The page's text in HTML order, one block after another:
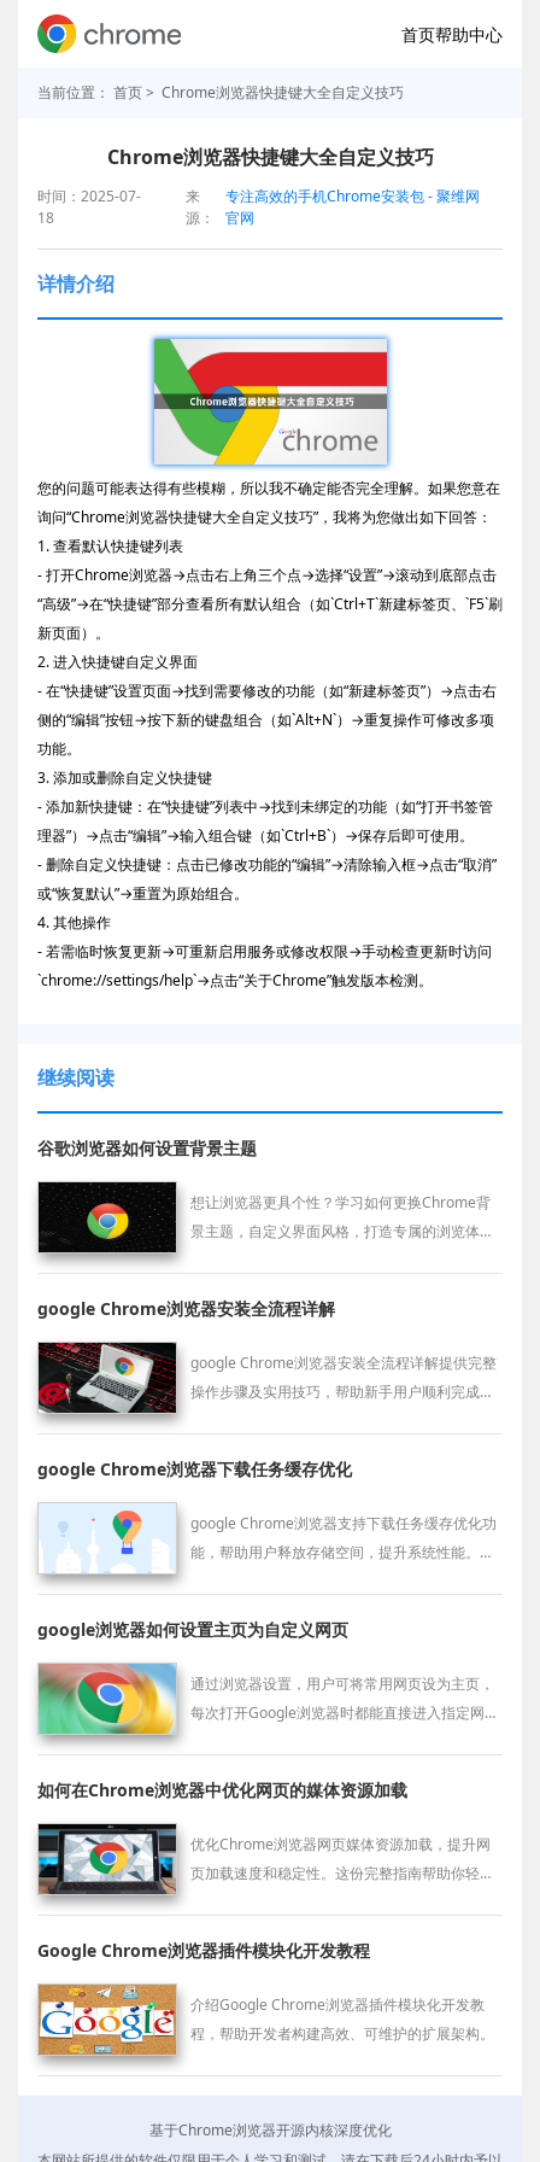
首页帮助中心
当前位置： 首页> Chrome浏览器快捷键大全自定义技巧
Chrome浏览器快捷键大全自定义技巧
时间：2025-07-
18
来
源：
专注高效的手机Chrome安装包 - 聚维网
官网
详情介绍
您的问题可能表达得有些模糊，所以我不确定能否完全理解。如果您意在
询问“Chrome浏览器快捷键大全自定义技巧”，我将为您做出如下回答：
1. 查看默认快捷键列表
- 打开Chrome浏览器→点击右上角三个点→选择“设置”→滚动到底部点击
“高级”→在“快捷键”部分查看所有默认组合（如`Ctrl+T`新建标签页、`F5`刷
新页面）。
2. 进入快捷键自定义界面
- 在“快捷键”设置页面→找到需要修改的功能（如“新建标签页”）→点击右
侧的“编辑”按钮→按下新的键盘组合（如`Alt+N`）→重复操作可修改多项
功能。
3. 添加或删除自定义快捷键
- 添加新快捷键：在“快捷键”列表中→找到未绑定的功能（如“打开书签管
理器”）→点击“编辑”→输入组合键（如`Ctrl+B`）→保存后即可使用。
- 删除自定义快捷键：点击已修改功能的“编辑”→清除输入框→点击“取消”
或“恢复默认”→重置为原始组合。
4. 其他操作
- 若需临时恢复更新→可重新启用服务或修改权限→手动检查更新时访问
`chrome://settings/help`→点击“关于Chrome”触发版本检测。
继续阅读
谷歌浏览器如何设置背景主题
想让浏览器更具个性？学习如何更换Chrome背
景主题，自定义界面风格，打造专属的浏览体
google Chrome浏览器安装全流程详解
google Chrome浏览器安装全流程详解提供完整
操作步骤及实用技巧，帮助新手用户顺利完成安
google Chrome浏览器下载任务缓存优化
google Chrome浏览器支持下载任务缓存优化功
能，帮助用户释放存储空间，提升系统性能。优
google浏览器如何设置主页为自定义网页
通过浏览器设置，用户可将常用网页设为主页，
每次打开Google浏览器时都能直接进入指定网
如何在Chrome浏览器中优化网页的媒体资源加载
优化Chrome浏览器网页媒体资源加载，提升网
页加载速度和稳定性。这份完整指南帮助你轻松
Google Chrome浏览器插件模块化开发教程
介绍Google Chrome浏览器插件模块化开发教
程，帮助开发者构建高效、可维护的扩展架构。
基于Chrome浏览器开源内核深度优化